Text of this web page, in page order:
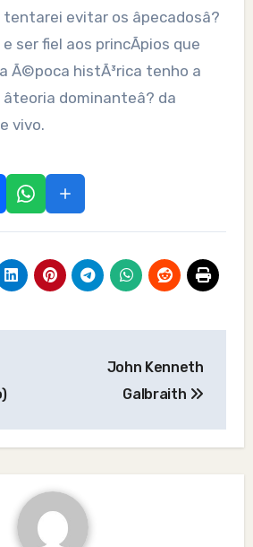
evitar os âpecadosâ?
ser fiel aos princÃ­pios que
Ã©poca histÃ³rica tenho a
dominanteâ? da
vivo.
John Kenneth
Galbraith